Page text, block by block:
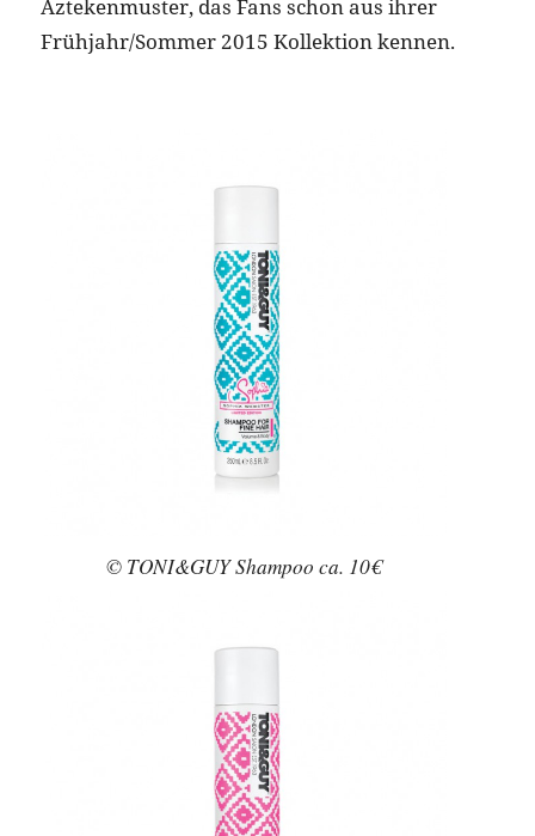
Aztekenmuster, das Fans schon aus ihrer
Frühjahr/Sommer 2015 Kollektion kennen.
© TONI&GUY Shampoo ca. 10€